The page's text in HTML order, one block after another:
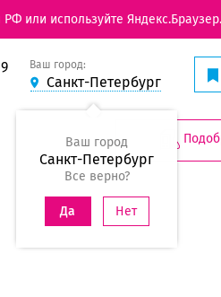
или используйте Яндекс.Браузер.
Ваш город:
Санкт-Петербург
Ваш город
Санкт-Петербург
Все верно?
Да Нет